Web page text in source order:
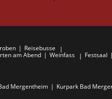
Reisebusse
am Abend Weinfass Festsaal
Mergentheim Kurpark Bad